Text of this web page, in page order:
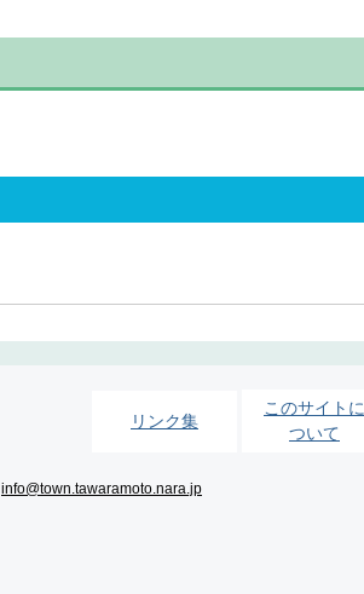
リンク集
このサイトに
ついて
info@town.tawaramoto.nara.jp